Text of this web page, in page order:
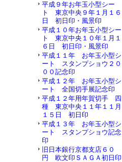
平成９年お年玉小型シー
ト 東京中央９年１月１６
日 初日印・風景印
平成１０年お年玉小型シー
ト 東京中央１０年１月１
６日 初日印・風景印
平成１１年 お年玉小型シ
ート スタンプショウ２０
００記念印
平成１２年 お年玉小型シ
ート 全国切手展記念印
平成１２年用年賀切手 四
種 東京中央１１年１１月
１５日 初日印
平成１３年 お年玉小型シ
ート スタンプショウ記念
印
旧日本銀行京都支店６０
円 欧文印ＳＡＧＡ初日印